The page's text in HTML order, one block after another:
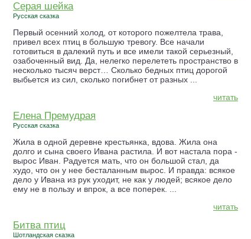
Серая шейка
Русская сказка
Первый осенний холод, от которого пожелтела трава,
привел всех птиц в большую тревогу. Все начали
готовиться в далекий путь и все имели такой серьезный,
озабоченный вид. Да, нелегко перелететь пространство в
несколько тысяч верст… Сколько бедных птиц дорогой
выбьется из сил, сколько погибнет от разных ...
читать
Елена Премудрая
Русская сказка
Жила в одной деревне крестьянка, вдова. Жила она
долго и сына своего Ивана растила. И вот настала пора -
вырос Иван. Радуется мать, что он большой стал, да
худо, что он у нее бесталанным вырос. И правда: всякое
дело у Ивана из рук уходит, не как у людей; всякое дело
ему не в пользу и впрок, а все поперек. ...
читать
Битва птиц
Шотландская сказка